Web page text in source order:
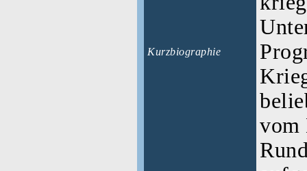
Kurzbiographie
vom